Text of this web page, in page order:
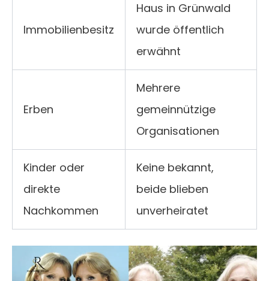
Immobilienbesitz
Haus in Grünwald
wurde öffentlich
erwähnt
Erben
Mehrere
gemeinnützige
Organisationen
Kinder oder
direkte
Nachkommen
Keine bekannt,
beide blieben
unverheiratet